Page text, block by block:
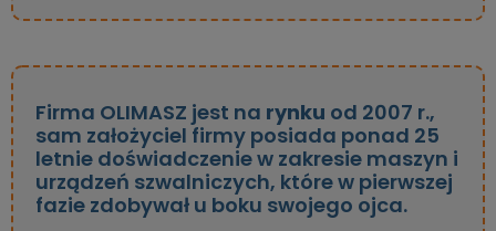
Firma OLIMASZ jest na rynku od 2007 r.,
sam założyciel firmy posiada ponad 25
letnie doświadczenie w zakresie maszyn i
urządzeń szwalniczych, które w pierwszej
fazie zdobywał u boku swojego ojca.